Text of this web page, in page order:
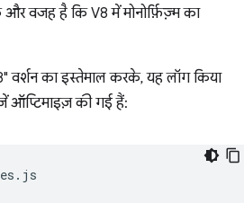
वजह है कि V8 में मोनोर्फ़िज़्म का
का इस्तेमाल करके, यह लॉग किया
ऑप्टिमाइज़ की गई हैं: